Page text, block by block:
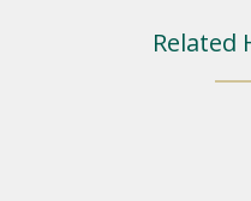
Related